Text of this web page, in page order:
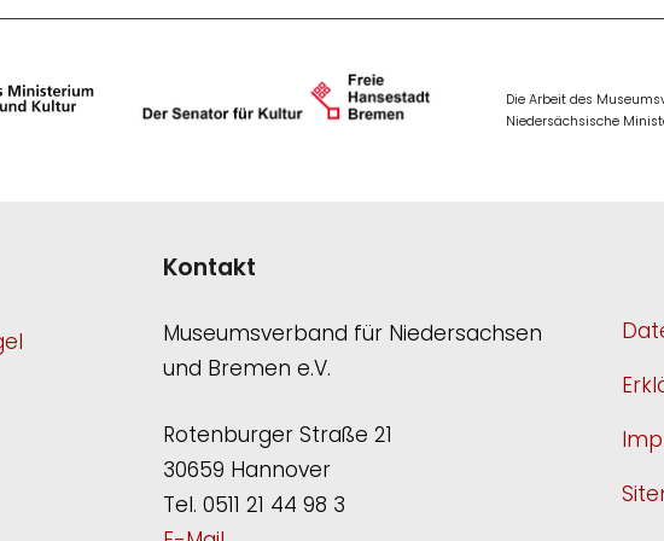
Die Arbeit des
Niedersächsische
Kontakt
Museumsverband für Niedersachsen
und Bremen e.V.
Rotenburger Straße 21
30659 Hannover
Tel. 0511 21 44 98 3